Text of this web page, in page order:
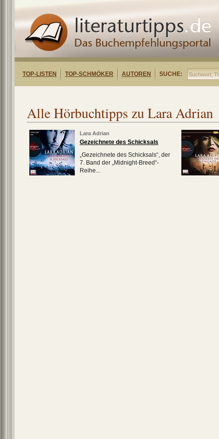
TOP-LISTEN TOP-SCHMÖKER AUTOREN SUCHE:
Alle Hörbuchtipps zu Lara Adrian
Lara Adrian
Gezeichnete des Schicksals
„Gezeichnete des Schicksals“, der
7. Band der „Midnight-Breed“-
Reihe...